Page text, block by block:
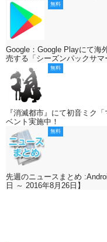
無料
Google：Google Playにて海
売する「シーズンパックサマ
無料
『消滅都市』にて初音ミク
ベント実施中！
無料
先週のニュースまとめ
日 ～ 2016年8月26日】